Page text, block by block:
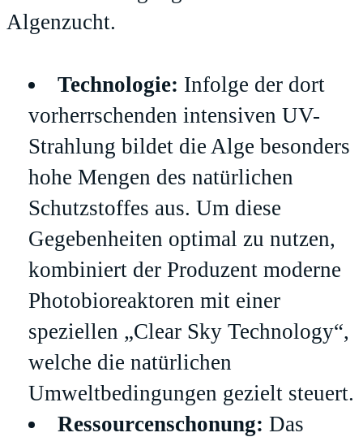
Algenzucht.
Technologie: Infolge der dort
vorherrschenden intensiven UV-
Strahlung bildet die Alge besonders
hohe Mengen des natürlichen
Schutzstoffes aus. Um diese
Gegebenheiten optimal zu nutzen,
kombiniert der Produzent moderne
Photobioreaktoren mit einer
speziellen „Clear Sky Technology“,
welche die natürlichen
Umweltbedingungen gezielt steuert.
Ressourcenschonung: Das